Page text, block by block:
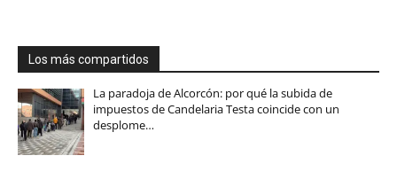
Los más compartidos
La paradoja de Alcorcón: por qué la subida de
impuestos de Candelaria Testa coincide con un
desplome…